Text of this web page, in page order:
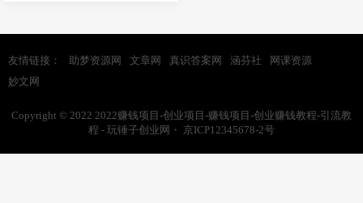
友情链接： 助梦资源网 文章网 真识答案网 涵芬社
网课资源
妙文网
Copyright © 2022 2022赚钱项目-创业项目-赚钱项目-创业赚钱教程-引流教
程 - 玩锤子创业网 ・ 京ICP12345678-2号